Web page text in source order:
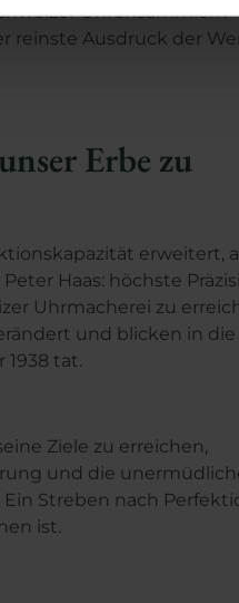
content and ads, to
our site with our social
to them or that
Uhrensammlern
reinste Ausdruck der
Erbe zu
erweitert,
Haas: höchste
Uhrmacherei zu
und blicken in die
1938 tat.
Ziele zu erreichen,
und die
Streben nach
ist.